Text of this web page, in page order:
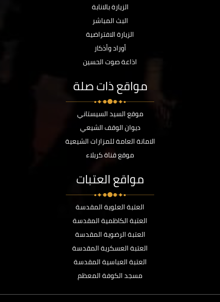
الزيارة بالانابة
البث المباشر
الزيارة الافتراضية
أوراد وأذكار
اذاعة صوت الحسين
مواقع ذات صلة
موقع السيد السيستاني
ديوان الوقف الشيعي
الامانة العامة للمزارات الشيعية
موقع قناة كربلاء
مواقع العتبات
العتبة العلوية المقدسة
العتبة الكاظمية المقدسة
العتبة الرضوية المقدسة
العتبة العسكرية المقدسة
العتبة العباسية المقدسة
مسجد الكوفة المعظم